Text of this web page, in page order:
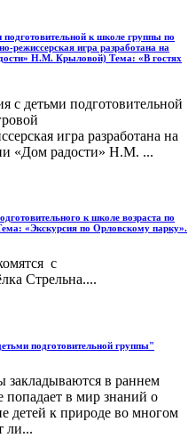
подготовительной к школе группы по
режиссерская игра разработана на
Н.М. Крыловой) Тема: «В гостях
с детьми подготовительной
игра разработана на
«Дом радости» Н.М. ...
к школе возраста по
«Экскурсия по Орловскому парку».
с
Стрельна....
подготовительной группы"
закладываются в раннем
попадает в мир знаний о
детей к природе во многом
ли...